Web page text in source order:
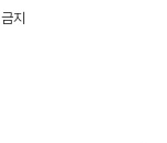
지